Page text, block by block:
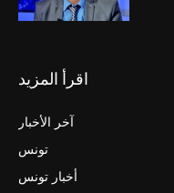
اقرأ المزيد
آخر الأخبار
تونس
أخبار تونس